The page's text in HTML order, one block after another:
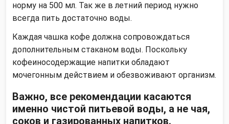
норму на 500 мл. Так же в летний период нужно
всегда пить достаточно воды.
Каждая чашка кофе должна сопровождаться
дополнительным стаканом воды. Поскольку
кофеиносодержащие напитки обладают
мочегонным действием и обезвоживают организм.
Важно, все рекомендации касаются
именно чистой питьевой воды, а не чая,
соков и газированных напитков.